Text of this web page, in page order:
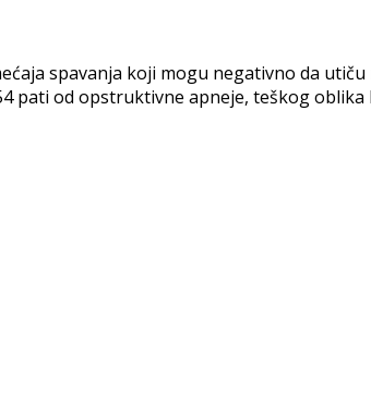
spavanja koji mogu negativno da
pati od opstruktivne apneje, teškog